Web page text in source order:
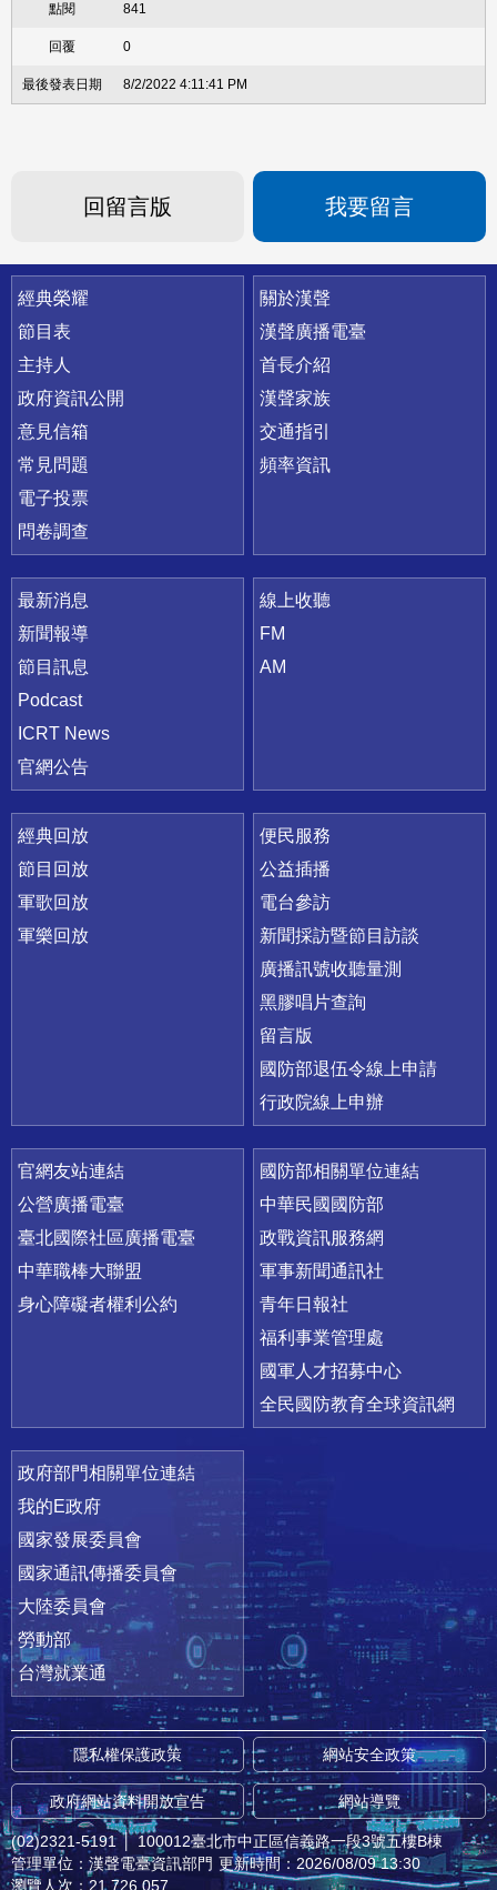
841
0
8/2/2022 4:11:41 PM
回留言版 我要留言
快速連結
經典榮耀
節目表
主持人
政府資訊公開
意見信箱
常見問題
電子投票
問卷調查
關於漢聲
漢聲廣播電臺
首長介紹
漢聲家族
交通指引
頻率資訊
最新消息
新聞報導
節目訊息
Podcast
ICRT News
官網公告
線上收聽
FM
AM
經典回放
節目回放
軍歌回放
軍樂回放
便民服務
公益插播
電台參訪
新聞採訪暨節目訪談
廣播訊號收聽量測
黑膠唱片查詢
留言版
國防部退伍令線上申請
行政院線上申辦
官網友站連結
公營廣播電臺
臺北國際社區廣播電臺
中華職棒大聯盟
身心障礙者權利公約
國防部相關單位連結
中華民國國防部
政戰資訊服務網
軍事新聞通訊社
青年日報社
福利事業管理處
國軍人才招募中心
全民國防教育全球資訊網
政府部門相關單位連結
我的E政府
國家發展委員會
國家通訊傳播委員會
大陸委員會
勞動部
台灣就業通
隱私權保護政策 網站安全政策
政府網站資料開放宣告 網站導覽
(02)2321-5191 │ 100012臺北市中正區信義路一段3號五樓B棟
管理單位：漢聲電臺資訊部門 更新時間：2026/08/09 13:30
瀏覽人次：21,726,057